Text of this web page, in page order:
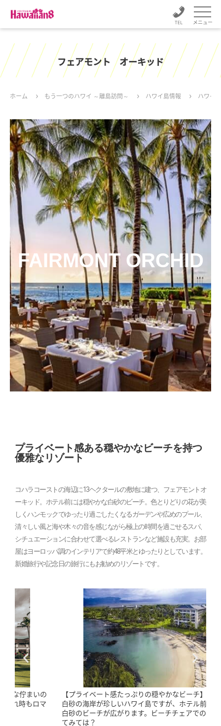
メニュー
フェアモント オーキッド
ホーム もう一つのハワイ ～離島訪問～ ハワイ島情報 ハワイ
FAIRMONT ORCHID
プライベート感ある穏やかなビーチを持つ
優雅なリゾート
コハラコーストの海辺に13ヘクタールの敷地に建つ、フェアモントオ
ーキッド。ホテル前には穏やかな白砂のビーチ。色とりどりの花が美
しくハンモックでゆったり過ごしたくなるガーデンや広めのプール、
清々しい風と海や木々の音を感じながら極上の時間を過ごせるスパ、
シチュエーションに合わせて選べるレストランなど施設も充実。お部
屋はヨーロッパ調のインテリアで約48平米とゆったりとしています。
新婚旅行や記念日の旅行にもお勧めのリゾートです。
【プライベート感たっぷりの穏やかなビーチ】火山の影響で
白砂の海岸が珍しいハワイ島ですが、ホテル前には穏やかな
白砂のビーチが広がります。ビーチチェアでのんびりすごし